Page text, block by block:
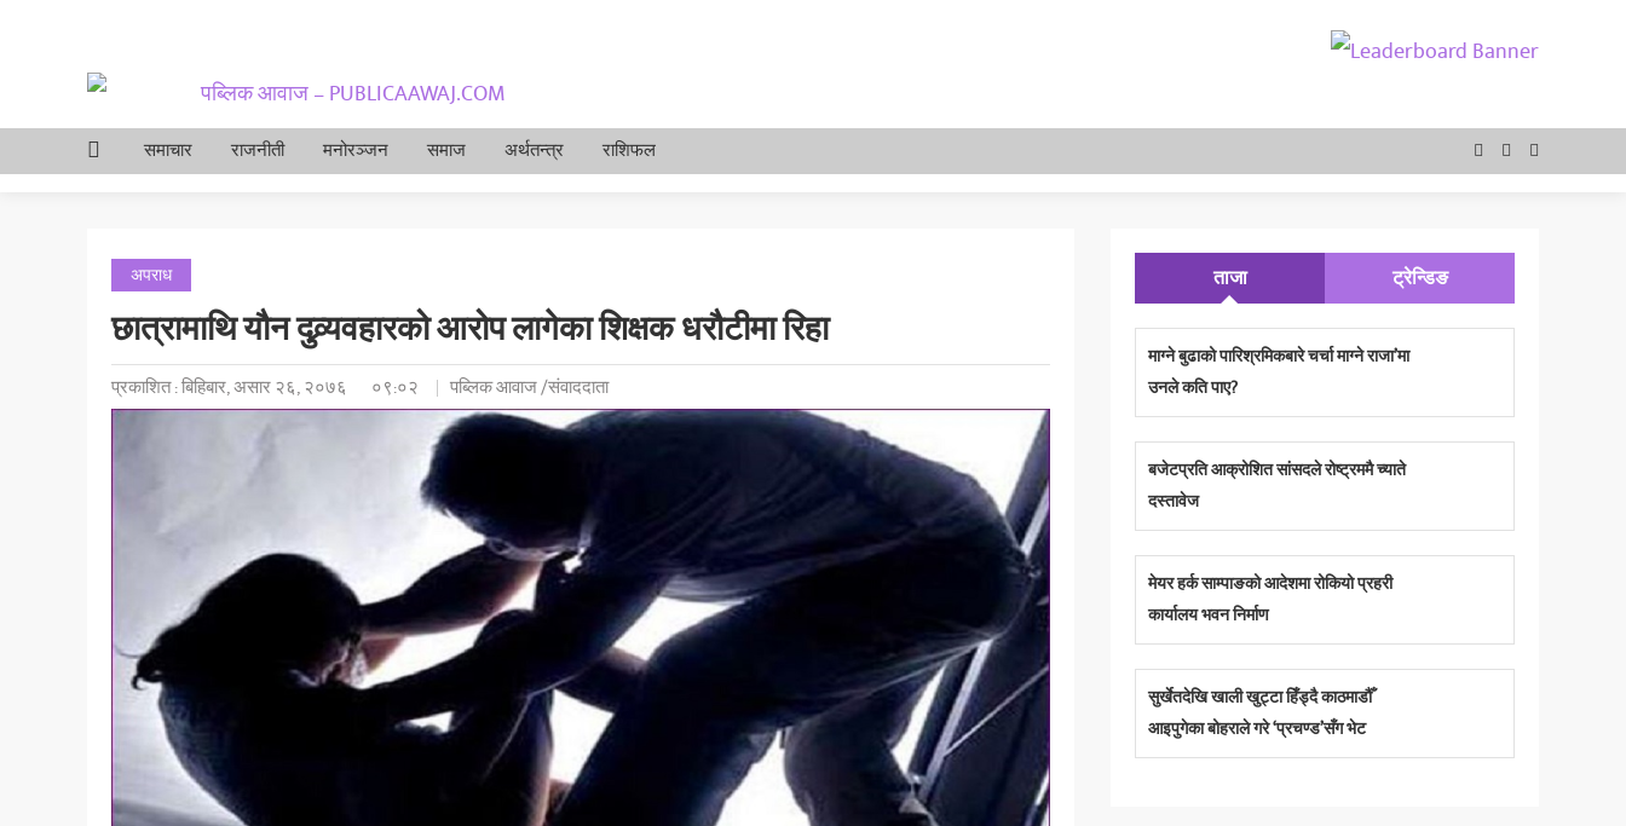
समाचार राजनीती मनोरञ्जन समाज अर्थतन्त्र राशिफल
अपराध
छात्रामाथि यौन दुव्र्यवहारको आरोप लागेका शिक्षक धरौटीमा रिहा
प्रकाशित : बिहिबार, असार २६, २०७६ ०९:०२ पब्लिक आवाज /संवाददाता
ताजा ट्रेन्डिङ
माग्ने बुढाको पारिश्रमिकबारे चर्चा माग्ने राजा’मा
उनले कति पाए?
बजेटप्रति आक्रोशित सांसदले रोष्ट्रममै च्याते
दस्तावेज
मेयर हर्क साम्पाङको आदेशमा रोकियो प्रहरी
कार्यालय भवन निर्माण
सुर्खेतदेखि खाली खुट्टा हिँड्दै काठमाडौँ
आइपुगेका बोहराले गरे ‘प्रचण्ड’सँग भेट